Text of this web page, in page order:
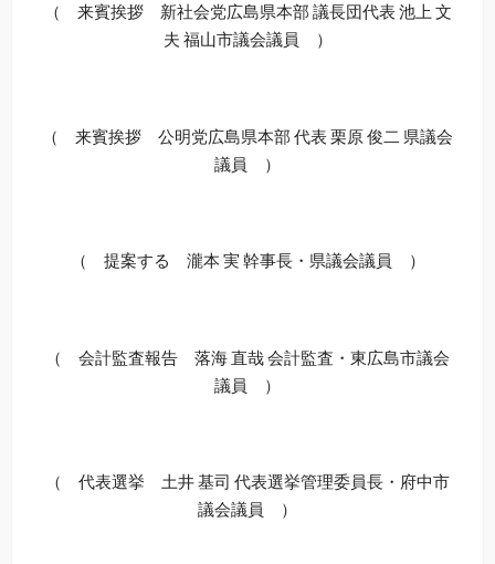
（ 来賓挨拶 新社会党広島県本部 議長団代表 池上 文
夫 福山市議会議員 ）
（ 来賓挨拶 公明党広島県本部 代表 栗原 俊二 県議会
議員 ）
（ 提案する 瀧本 実 幹事長・県議会議員 ）
（ 会計監査報告 落海 直哉 会計監査・東広島市議会
議員 ）
（ 代表選挙 土井 基司 代表選挙管理委員長・府中市
議会議員 ）